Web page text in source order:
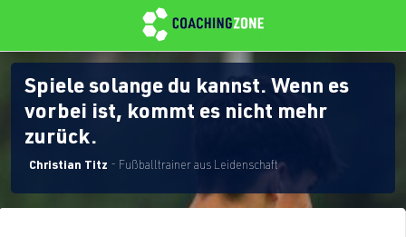
Spiele solange du kannst. Wenn es
vorbei ist, kommt es nicht mehr
zurück.
Christian Titz - Fußballtrainer aus Leidenschaft